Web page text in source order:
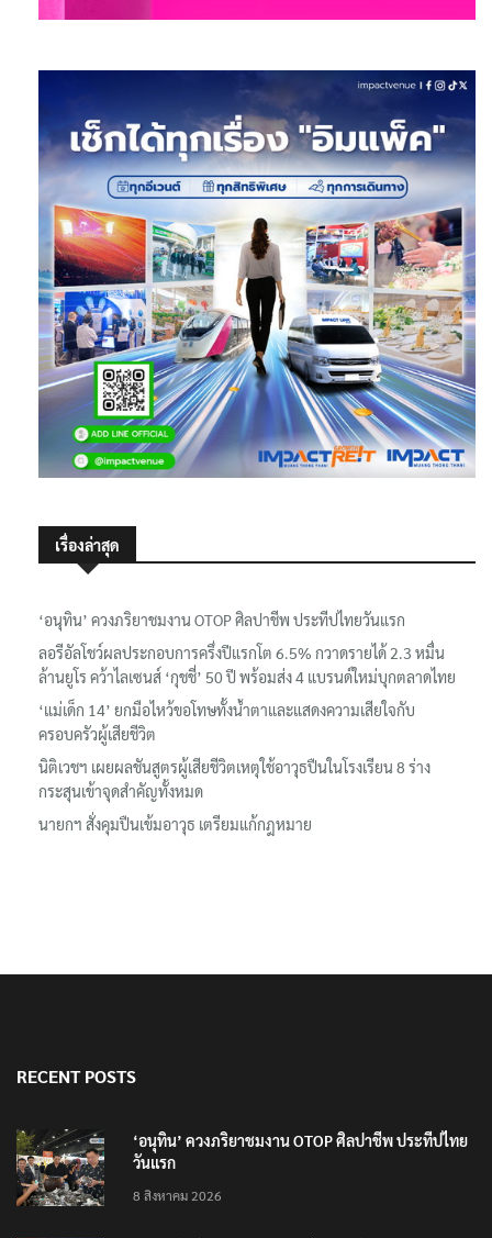
เรื่องล่าสุด
‘อนุทิน’ ควงภริยาชมงาน OTOP ศิลปาชีพ ประทีปไทยวันแรก
ลอรีอัลโชว์ผลประกอบการครึ่งปีแรกโต 6.5% กวาดรายได้ 2.3 หมื่น
ล้านยูโร คว้าไลเซนส์ ‘กุชชี่’ 50 ปี พร้อมส่ง 4 แบรนด์ใหม่บุกตลาดไทย
‘แม่เด็ก 14’ ยกมือไหว้ขอโทษทั้งน้ำตาและแสดงความเสียใจกับ
ครอบครัวผู้เสียชีวิต
นิติเวชฯ เผยผลชันสูตรผู้เสียชีวิตเหตุใช้อาวุธปืนในโรงเรียน 8 ร่าง
กระสุนเข้าจุดสำคัญทั้งหมด
นายกฯ สั่งคุมปืนเข้มอาวุธ เตรียมแก้กฎหมาย
RECENT POSTS
‘อนุทิน’ ควงภริยาชมงาน OTOP ศิลปาชีพ ประทีปไทย
วันแรก
8 สิงหาคม 2026